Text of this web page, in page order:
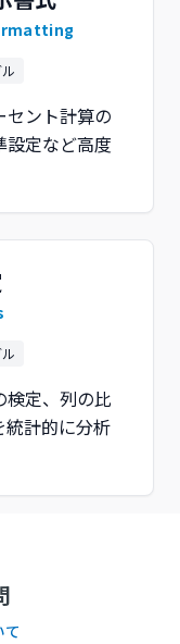
セント計算の
設定など高度
検定、列の比
統計的に分析